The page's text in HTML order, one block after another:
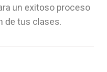
un exitoso proceso
de tus clases.